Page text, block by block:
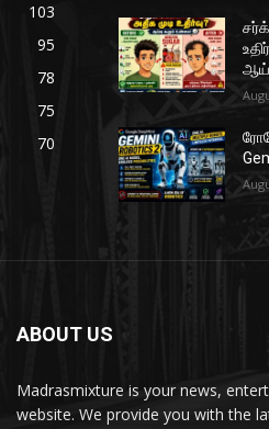
103
95
78
75
70
ABOUT US
Madrasmixture is your news,
website. We provide you with the